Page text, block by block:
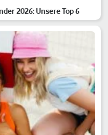
2026: Unsere Top 6